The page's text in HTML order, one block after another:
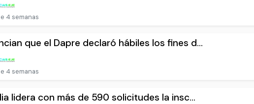
4 semanas
que el Dapre declaró hábiles los fines d...
4 semanas
lidera con más de 590 solicitudes la insc...